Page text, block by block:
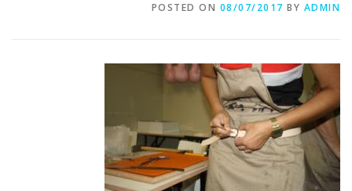
POSTED ON 08/07/2017 BY ADMIN